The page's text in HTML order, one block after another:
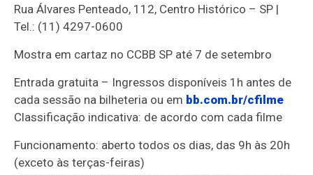
Rua Álvares Penteado, 112, Centro Histórico – SP |
Tel.: (11) 4297-0600
Mostra em cartaz no CCBB SP até 7 de setembro
Entrada gratuita – Ingressos disponíveis 1h antes de
cada sessão na bilheteria ou em bb.com.br/cfilme
Classificação indicativa: de acordo com cada filme
Funcionamento: aberto todos os dias, das 9h às 20h
(exceto às terças-feiras)